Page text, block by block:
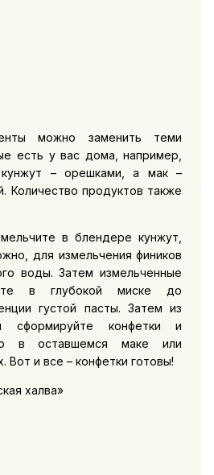
можно заменить теми
есть у вас дома, например,
кунжут – орешками, а мак –
Количество продуктов также
в блендере кунжут,
для измельчения фиников
воды. Затем измельченные
в глубокой миске до
густой пасты. Затем из
сформируйте конфетки и
в оставшемся маке или
Вот и все – конфетки готовы!
халва»